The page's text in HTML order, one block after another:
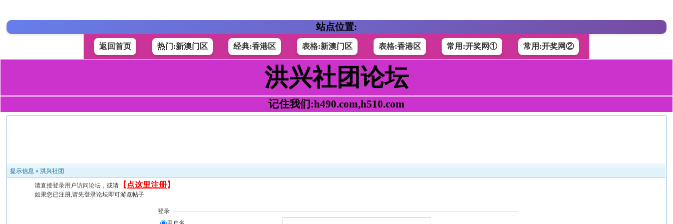
站点位置:
返回首页 热门:新澳门区 经典:香港区 表格:新澳门区 表格:香港区 常用:开奖网① 常用:开奖网②
洪兴社团论坛
记住我们:h490.com,h510.com
提示信息 »洪兴社团
请直接登录用户访问论坛，或请 【 点这里注册】
如果您已注册,请先登录论坛即可游览帖子
登录